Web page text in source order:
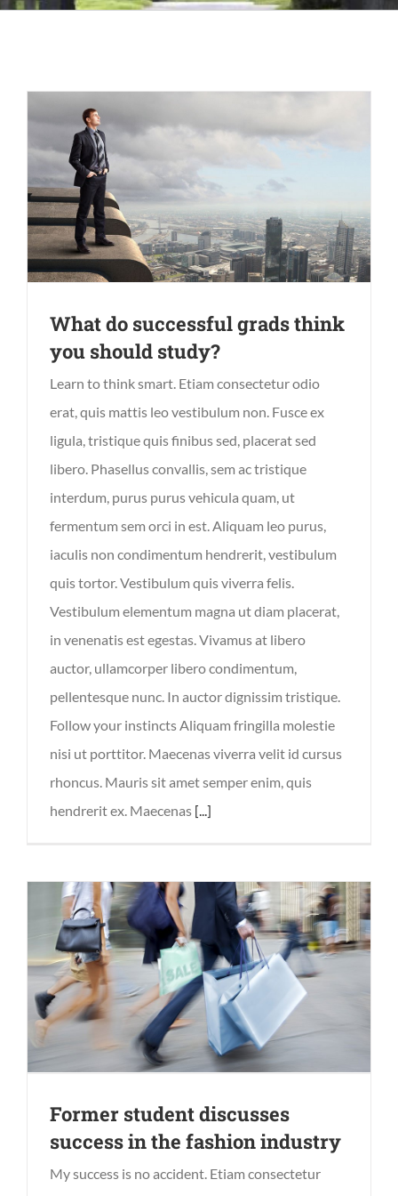
What do successful grads think
you should study?
Learn to think smart. Etiam consectetur odio
erat, quis mattis leo vestibulum non. Fusce ex
ligula, tristique quis finibus sed, placerat sed
libero. Phasellus convallis, sem ac tristique
interdum, purus purus vehicula quam, ut
fermentum sem orci in est. Aliquam leo purus,
iaculis non condimentum hendrerit, vestibulum
quis tortor. Vestibulum quis viverra felis.
Vestibulum elementum magna ut diam placerat,
in venenatis est egestas. Vivamus at libero
auctor, ullamcorper libero condimentum,
pellentesque nunc. In auctor dignissim tristique.
Follow your instincts Aliquam fringilla molestie
nisi ut porttitor. Maecenas viverra velit id cursus
rhoncus. Mauris sit amet semper enim, quis
hendrerit ex. Maecenas [...]
Former student discusses
success in the fashion industry
My success is no accident. Etiam consectetur